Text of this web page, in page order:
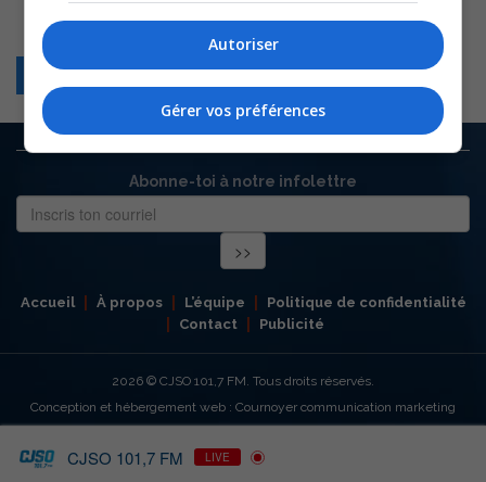
Retour
Abonne-toi à notre infolettre
Accueil À propos L’équipe
Politique de confidentialité
Contact
Publicité
2026 © CJSO 101,7 FM. Tous droits réservés.
Conception et hébergement web : Cournoyer communication marketing
CJSO 101,7 FM LIVE
Autoriser
Gérer vos préférences